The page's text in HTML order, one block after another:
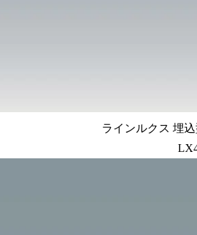
ラインルクス 埋